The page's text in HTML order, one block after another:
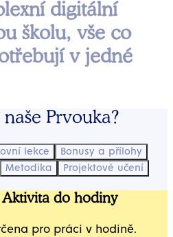
digitální
školu, vše co
v jedné
Prvouka?
lekce
Bonusy a přílohy
Metodika Projektové učení
do hodiny
pro práci v hodině.